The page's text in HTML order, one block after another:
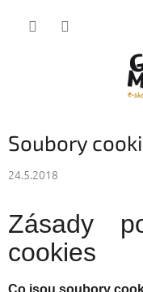
Soubory
24.5.2018
Zásady
cookies
Co jsou soubory